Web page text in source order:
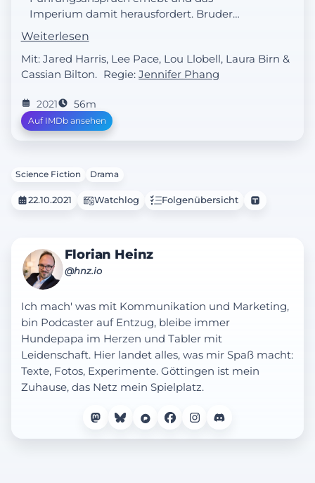
Imperium damit herausfordert. Bruder
Dämmerung hegt einen Verdacht
gegenüber Bruder Morgen.
Weiterlesen
Mit: Jared Harris, Lee Pace, Lou Llobell, Laura Birn &
Cassian Bilton. Regie:Jennifer Phang
2021 56m
Auf IMDb ansehen
Science Fiction Drama
22.10.2021 Watchlog Folgenübersicht
Florian Heinz
@hnz.io
Ich mach' was mit Kommunikation und Marketing,
bin Podcaster auf Entzug, bleibe immer
Hundepapa im Herzen und Tabler mit
Leidenschaft. Hier landet alles, was mir Spaß macht:
Texte, Fotos, Experimente. Göttingen ist mein
Zuhause, das Netz mein Spielplatz.